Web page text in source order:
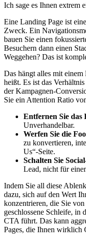
Ich sage es Ihnen extrem
Eine Landing Page ist
Zweck. Ein
bauen Sie einen
Besuchern dann einen
Weggehen? Das ist
Das hängt alles mit einem
heißt. Es ist das
der Kampagnen-
Sie ein Attention Ratio
Entfernen Sie das
Unverhandelbar.
Werfen Sie die
zu konvertieren,
Us“-Seite.
Schalten Sie
Lead, nicht für
Indem Sie all diese
dazu, sich auf den Wert
konzentrieren, die Sie
geschlossene Schleife, in
CTA führt. Das kann
Pages, die Ihnen wirklich